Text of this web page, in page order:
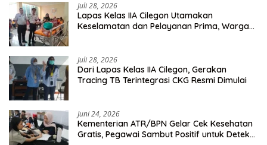
Juli 28, 2026
Lapas Kelas IIA Cilegon Utamakan
Keselamatan dan Pelayanan Prima, Warga
Juli 28, 2026
Dari Lapas Kelas IIA Cilegon, Gerakan
Tracing TB Terintegrasi CKG Resmi Dimulai
Juni 24, 2026
Kementerian ATR/BPN Gelar Cek Kesehatan
Gratis, Pegawai Sambut Positif untuk Deteksi